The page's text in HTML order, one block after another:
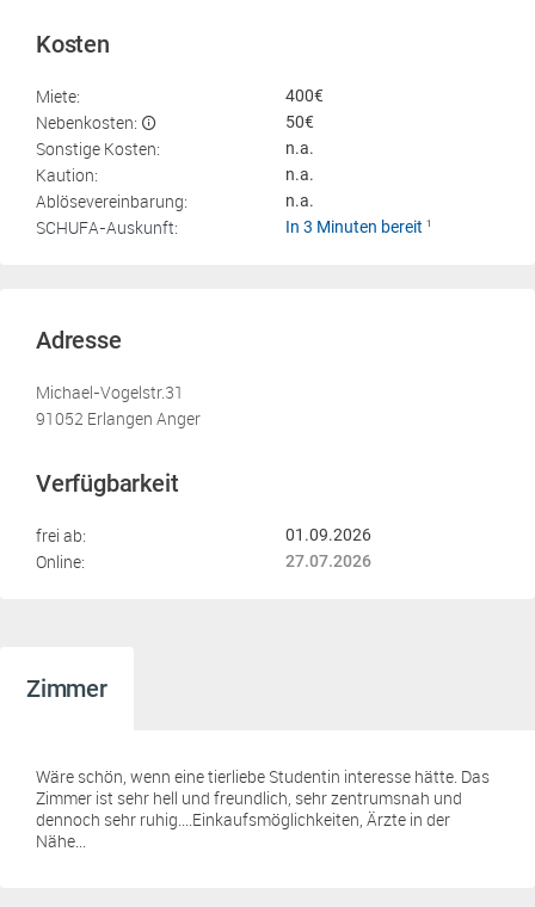
Kosten
Miete: 400€
Nebenkosten: 50€
Sonstige Kosten: n.a.
Kaution: n.a.
Ablösevereinbarung: n.a.
SCHUFA-Auskunft: In 3 Minuten bereit 1
Adresse
Michael-Vogelstr.31
91052 Erlangen Anger
Verfügbarkeit
frei ab: 01.09.2026
Online: 27.07.2026
Zimmer
Wäre schön, wenn eine tierliebe Studentin interesse hätte. Das
Zimmer ist sehr hell und freundlich, sehr zentrumsnah und
dennoch sehr ruhig....Einkaufsmöglichkeiten, Ärzte in der
Nähe...